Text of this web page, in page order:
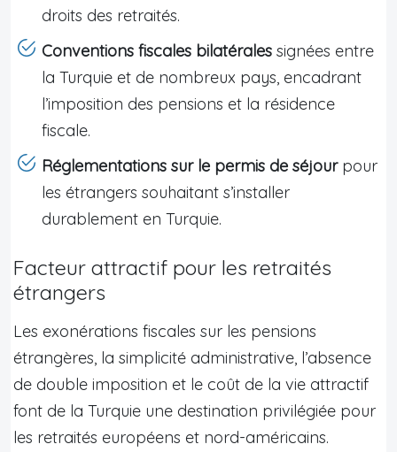
droits des retraités.
Conventions fiscales bilatérales signées entre
la Turquie et de nombreux pays, encadrant
l’imposition des pensions et la résidence
fiscale.
Réglementations sur le permis de séjourpour
les étrangers souhaitant s’installer
durablement en Turquie.
Facteur attractif pour les retraités
étrangers
Les exonérations fiscales sur les pensions
étrangères, la simplicité administrative, l’absence
de double imposition et le coût de la vie attractif
font de la Turquie une destination privilégiée pour
les retraités européens et nord-américains.